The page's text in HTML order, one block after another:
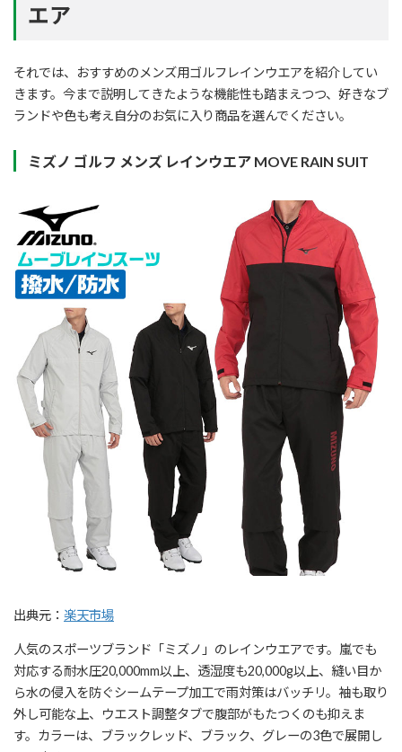
エア
それでは、おすすめのメンズ用ゴルフレインウエアを紹介してい
きます。今まで説明してきたような機能性も踏まえつつ、好きなブ
ランドや色も考え自分のお気に入り商品を選んでください。
ミズノ ゴルフ メンズ レインウエア MOVE RAIN SUIT
出典元： 楽天市場
人気のスポーツブランド「ミズノ」のレインウエアです。嵐でも
対応する耐水圧20,000mm以上、透湿度も20,000g以上、縫い目か
ら水の侵入を防ぐシームテープ加工で雨対策はバッチリ。袖も取り
外し可能な上、ウエスト調整タブで腹部がもたつくのも抑えま
す。カラーは、ブラックレッド、ブラック、グレーの3色で展開し